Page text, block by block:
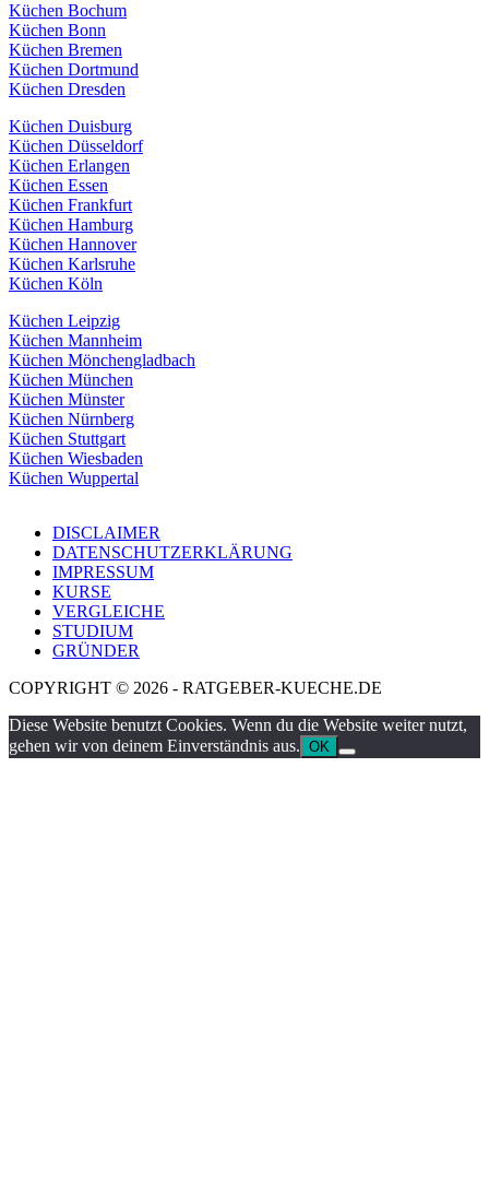
Küchen Bochum
Küchen Bonn
Küchen Bremen
Küchen Dortmund
Küchen Dresden
Küchen Duisburg
Küchen Düsseldorf
Küchen Erlangen
Küchen Essen
Küchen Frankfurt
Küchen Hamburg
Küchen Hannover
Küchen Karlsruhe
Küchen Köln
Küchen Leipzig
Küchen Mannheim
Küchen Mönchengladbach
Küchen München
Küchen Münster
Küchen Nürnberg
Küchen Stuttgart
Küchen Wiesbaden
Küchen Wuppertal
DISCLAIMER
DATENSCHUTZERKLÄRUNG
IMPRESSUM
KURSE
VERGLEICHE
STUDIUM
GRÜNDER
COPYRIGHT © 2026 - RATGEBER-KUECHE.DE
Diese Website benutzt Cookies. Wenn du die Website weiter nutzt,
gehen wir von deinem Einverständnis aus. OK